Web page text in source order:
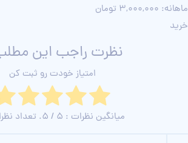
ماهانه: 3,000,000 تومان
خرید
نظرت راجب این
امتیاز خودت رو ثبت کن
میانگین نظرات : 5 / 5. تعداد نظرات :